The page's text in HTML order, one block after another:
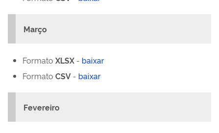
Março
Formato XLSX - baixar
Formato CSV - baixar
Fevereiro